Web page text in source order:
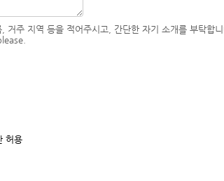
, 거주 지역 등을 적어주시고, 간단한 자기 소개를 부
허용